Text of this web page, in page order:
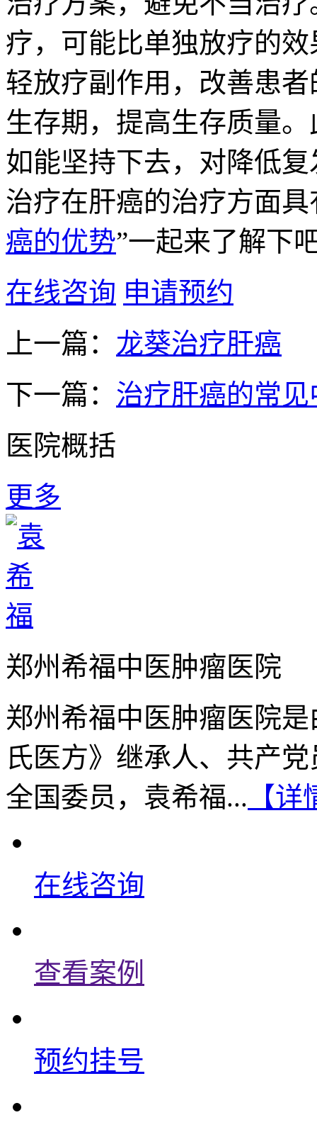
疗，可能比单独放疗的
轻放疗副作用，改善患
生存期，提高生存质量
如能坚持下去，对降低
治疗在肝癌的治疗方面
癌的优势”一起来了解下
在线咨询 申请预约
上一篇： 龙葵治疗肝癌
下一篇： 治疗肝癌的常
医院概括
更多
郑州希福中医肿瘤医院
郑州希福中医肿瘤医院
氏医方》继承人、共产
全国委员，袁希福... 【
在线咨询
查看案例
预约挂号